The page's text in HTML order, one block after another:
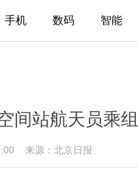
手机 数码 智能
间站航天员乘
来源：北京日报